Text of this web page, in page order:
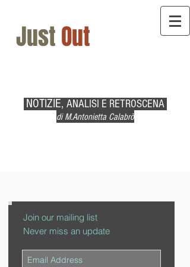
NOTIZIE, ANALISI E RETROSCENA
di M.Antonietta Calabrò
JustOut
Join our mailing list
Never miss an update